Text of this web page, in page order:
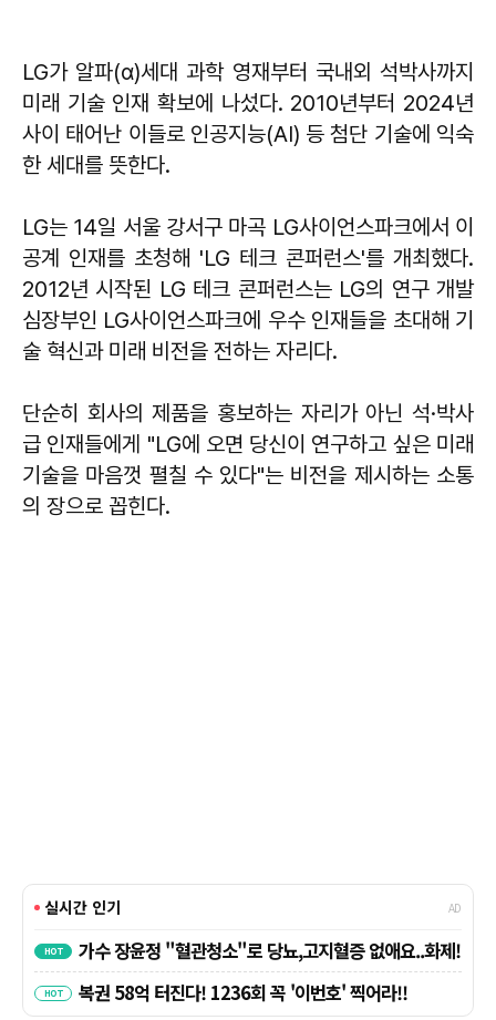
LG가 알파(α)세대 과학 영재부터 국내외 석박사까지
미래 기술 인재 확보에 나섰다. 2010년부터 2024년
사이 태어난 이들로 인공지능(AI) 등 첨단 기술에 익숙
한 세대를 뜻한다.
LG는 14일 서울 강서구 마곡 LG사이언스파크에서 이
공계 인재를 초청해 'LG 테크 콘퍼런스'를 개최했다.
2012년 시작된 LG 테크 콘퍼런스는 LG의 연구 개발
심장부인 LG사이언스파크에 우수 인재들을 초대해 기
술 혁신과 미래 비전을 전하는 자리다.
단순히 회사의 제품을 홍보하는 자리가 아닌 석·박사
급 인재들에게 "LG에 오면 당신이 연구하고 싶은 미래
기술을 마음껏 펼칠 수 있다"는 비전을 제시하는 소통
의 장으로 꼽힌다.